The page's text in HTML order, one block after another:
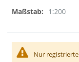
1:200
Nur